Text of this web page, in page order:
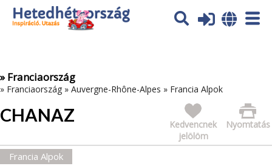
Az oldal sütiket (cookies) használ. További tájékoztatás itt:
Adatvédelmi tájékoztató
» Franciaország
» Franciaország » Auvergne-Rhône-Alpes » Francia Alpok
CHANAZ Nyomtatás
Kedvencnek
jelölöm
Francia Alpok